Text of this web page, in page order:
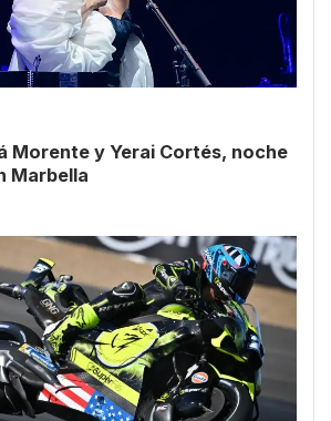
Morente y Yerai Cortés, noche
Marbella